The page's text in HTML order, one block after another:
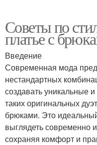
Советы по
платье с
Введение
Современная мода
нестандартных
создавать уникальные
таких оригинальных
брюками. Это
выглядеть современно
сохраняя комфорт и